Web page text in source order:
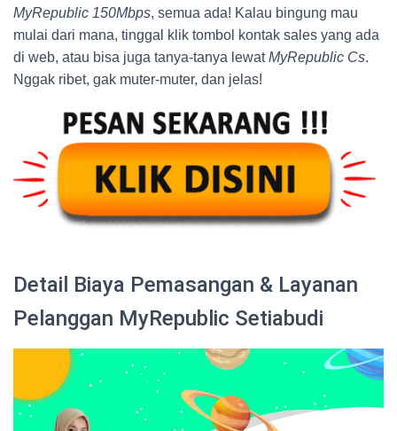
MyRepublic 150Mbps, semua ada! Kalau bingung mau
mulai dari mana, tinggal klik tombol kontak sales yang ada
di web, atau bisa juga tanya-tanya lewatMyRepublic Cs.
Nggak ribet, gak muter-muter, dan jelas!
Detail Biaya Pemasangan & Layanan
Pelanggan MyRepublic Setiabudi